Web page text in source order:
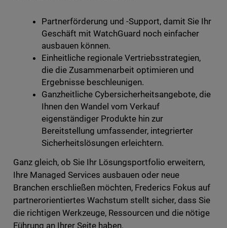
Partnerförderung und -Support, damit Sie Ihr
Geschäft mit WatchGuard noch einfacher
ausbauen können.
Einheitliche regionale Vertriebsstrategien,
die die Zusammenarbeit optimieren und
Ergebnisse beschleunigen.
Ganzheitliche Cybersicherheitsangebote, die
Ihnen den Wandel vom Verkauf
eigenständiger Produkte hin zur
Bereitstellung umfassender, integrierter
Sicherheitslösungen erleichtern.
Ganz gleich, ob Sie Ihr Lösungsportfolio erweitern,
Ihre Managed Services ausbauen oder neue
Branchen erschließen möchten, Frederics Fokus auf
partnerorientiertes Wachstum stellt sicher, dass Sie
die richtigen Werkzeuge, Ressourcen und die nötige
Führung an Ihrer Seite haben.